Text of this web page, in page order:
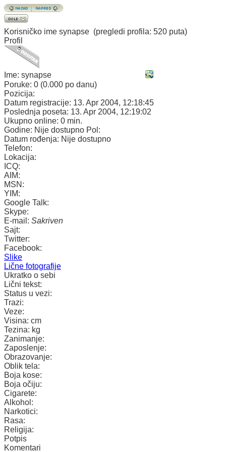
Korisničko ime synapse (pregledi profila: 520 puta)
Profil
Ime: synapse
Poruke: 0 (0.000 po danu)
Pozicija:
Datum registracije: 13. Apr 2004, 12:18:45
Poslednja poseta: 13. Apr 2004, 12:19:02
Ukupno online: 0 min.
Godine: Nije dostupno Pol:
Datum rođenja: Nije dostupno
Telefon:
Lokacija:
ICQ:
AIM:
MSN:
YIM:
Google Talk:
Skype:
E-mail: Sakriven
Sajt:
Twitter:
Facebook:
Slike
Lične fotografije
Ukratko o sebi
Lični tekst:
Status u vezi:
Trazi:
Veze:
Visina: cm
Tezina: kg
Zanimanje:
Zaposlenje:
Obrazovanje:
Oblik tela:
Boja kose:
Boja očiju:
Cigarete:
Alkohol:
Narkotici:
Rasa:
Religija:
Potpis
Komentari